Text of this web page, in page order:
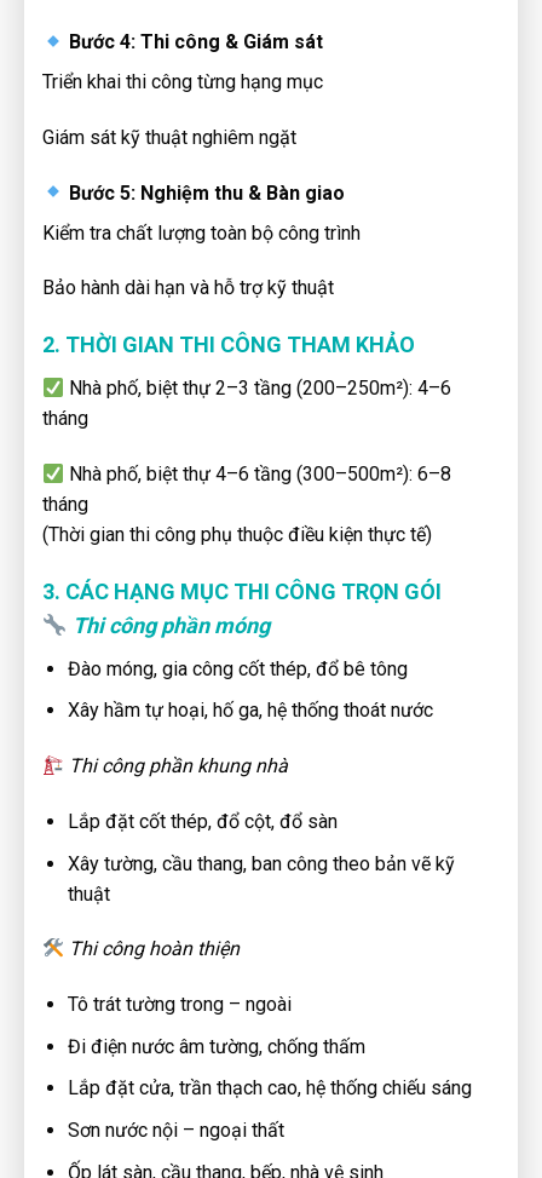
Bước 4: Thi công & Giám sát
Triển khai thi công từng hạng mục
Giám sát kỹ thuật nghiêm ngặt
Bước 5: Nghiệm thu & Bàn giao
Kiểm tra chất lượng toàn bộ công trình
Bảo hành dài hạn và hỗ trợ kỹ thuật
2. THỜI GIAN THI CÔNG THAM KHẢO
Nhà phố, biệt thự 2–3 tầng (200–250m²): 4–6
tháng
Nhà phố, biệt thự 4–6 tầng (300–500m²): 6–8
tháng
(Thời gian thi công phụ thuộc điều kiện thực tế)
3. CÁC HẠNG MỤC THI CÔNG TRỌN GÓI
Thi công phần móng
Đào móng, gia công cốt thép, đổ bê tông
Xây hầm tự hoại, hố ga, hệ thống thoát nước
Thi công phần khung nhà
Lắp đặt cốt thép, đổ cột, đổ sàn
Xây tường, cầu thang, ban công theo bản vẽ kỹ
thuật
Thi công hoàn thiện
Tô trát tường trong – ngoài
Đi điện nước âm tường, chống thấm
Lắp đặt cửa, trần thạch cao, hệ thống chiếu sáng
Sơn nước nội – ngoại thất
Ốp lát sàn, cầu thang, bếp, nhà vệ sinh